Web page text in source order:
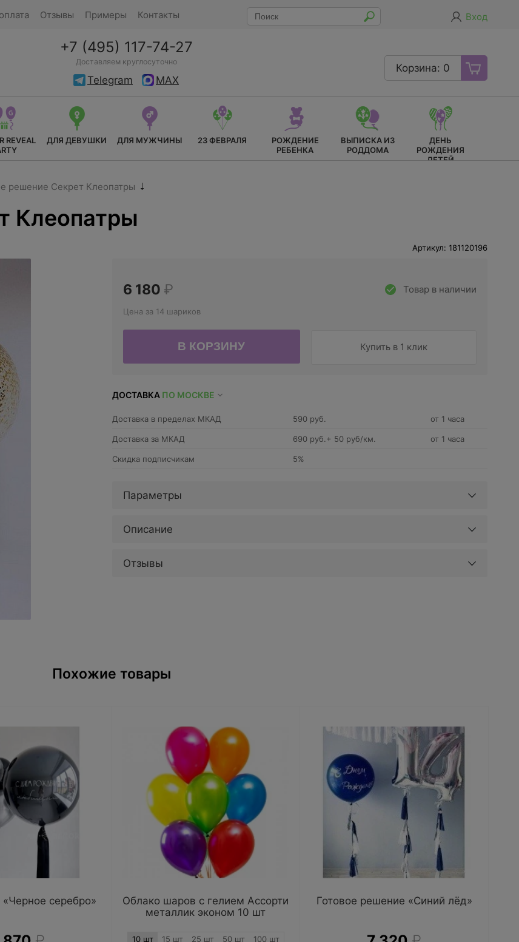
Отзывы Примеры Контакты Вход
+7 (495) 117-74-27
Доставляем круглосуточно
Telegram MAX
Корзина: 0
REVEAL
ДЛЯ ДЕВУШКИ ДЛЯ МУЖЧИНЫ 23 ФЕВРАЛЯ
РОЖДЕНИЕ
РЕБЕНКА
ВЫПИСКА ИЗ
РОДДОМА
ДЕНЬ
РОЖДЕНИЯ
ДЕТЕЙ
решение Секрет Клеопатры
Клеопатры
Артикул: 181120196
Товар в наличии
6 180 ₽
Цена за 14 шариков
Купить в 1 клик
ДОСТАВКА ПО МОСКВЕ
Доставка в пределах МКАД 590 руб. от 1 часа
Доставка за МКАД 690 руб.+ 50 руб/км. от 1 часа
Скидка подписчикам 5%
Параметры
Описание
Отзывы
Похожие товары
серебро»
Облако шаров с гелием Ассорти
металлик эконом 10 шт
10 шт 15 шт 25 шт 50 шт 100 шт
Готовое решение «Синий лёд»